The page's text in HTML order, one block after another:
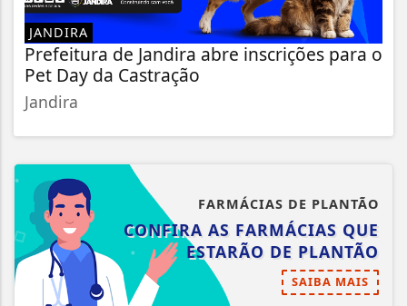
JANDIRA
Prefeitura de Jandira abre inscrições para o
Pet Day da Castração
Jandira
FARMÁCIAS DE PLANTÃO
CONFIRA AS FARMÁCIAS QUE
ESTARÃO DE PLANTÃO
SAIBA MAIS